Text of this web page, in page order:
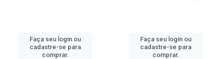
Faça seu login ou
cadastre-se para
comprar.
Faça seu login ou
cadastre-se para
comprar.